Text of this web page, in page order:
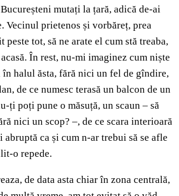
mutați la țară, adică de-ai
Vecinul prietenos și vorbăreț, prea
peste tot, să ne arate el cum stă treaba,
În rest, nu-mi imaginez cum niște
halul ăsta, fără nici un fel de gîndire,
de ce numesc terasă un balcon de un
ți poți pune o măsuță, un scaun – să
nici un scop? –, de ce scara interioară
abruptă ca și cum n-ar trebui să se afle
o repede.
de data asta chiar în zona centrală,